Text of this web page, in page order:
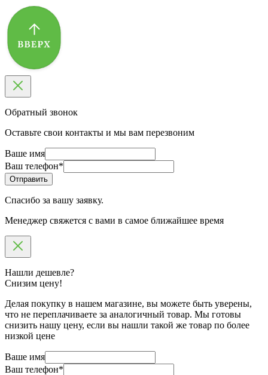
Обратный звонок
Оставьте свои контакты и мы вам перезвоним
Ваше имя
Ваш телефон*
Спасибо за вашу заявку.
Менеджер свяжется с вами в самое ближайшее время
Нашли дешевле?
Снизим цену!
Делая покупку в нашем магазине, вы можете быть уверены,
что не переплачиваете за аналогичный товар. Мы готовы
снизить нашу цену, если вы нашли такой же товар по более
низкой цене
Ваше имя
Ваш телефон*